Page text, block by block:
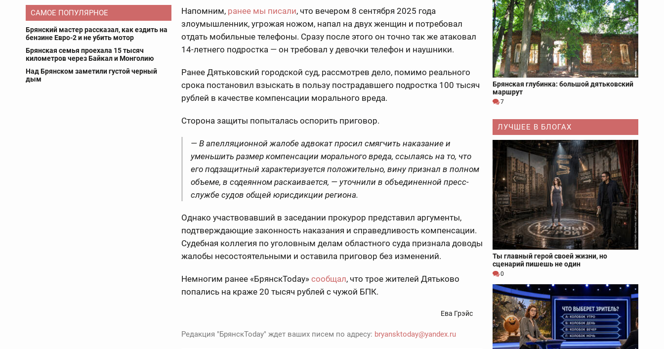
САМОЕ ПОПУЛЯРНОЕ
Брянский мастер рассказал, как ездить на
бензине Евро-2 и не убить мотор
Брянская семья проехала 15 тысяч
километров через Байкал и Монголию
Над Брянском заметили густой черный
дым
Напомним, ранее мы писали, что вечером 8 сентября 2025 года
злоумышленник, угрожая ножом, напал на двух женщин и потребовал
отдать мобильные телефоны. Сразу после этого он точно так же атаковал
14-летнего подростка — он требовал у девочки телефон и наушники.
Ранее Дятьковский городской суд, рассмотрев дело, помимо реального
срока постановил взыскать в пользу пострадавшего подростка 100 тысяч
рублей в качестве компенсации морального вреда.
Сторона защиты попыталась оспорить приговор.
— В апелляционной жалобе адвокат просил смягчить наказание и
уменьшить размер компенсации морального вреда, ссылаясь на то, что
его подзащитный характеризуется положительно, вину признал в полном
объеме, в содеянном раскаивается, — уточнили в объединенной пресс-
службе судов общей юрисдикции региона.
Однако участвовавший в заседании прокурор представил аргументы,
подтверждающие законность наказания и справедливость компенсации.
Судебная коллегия по уголовным делам областного суда признала доводы
жалобы несостоятельными и оставила приговор без изменений.
Немногим ранее «БрянскToday» сообщал, что трое жителей Дятьково
попались на краже 20 тысяч рублей с чужой БПК.
Ева Грэйс
Редакция "БрянскToday" ждет ваших писем по адресу: bryansktoday@yandex.ru
Брянская глубинка: большой дятьковский
маршрут
7
ЛУЧШЕЕ В БЛОГАХ
Ты главный герой своей жизни, но
сценарий пишешь не один
0